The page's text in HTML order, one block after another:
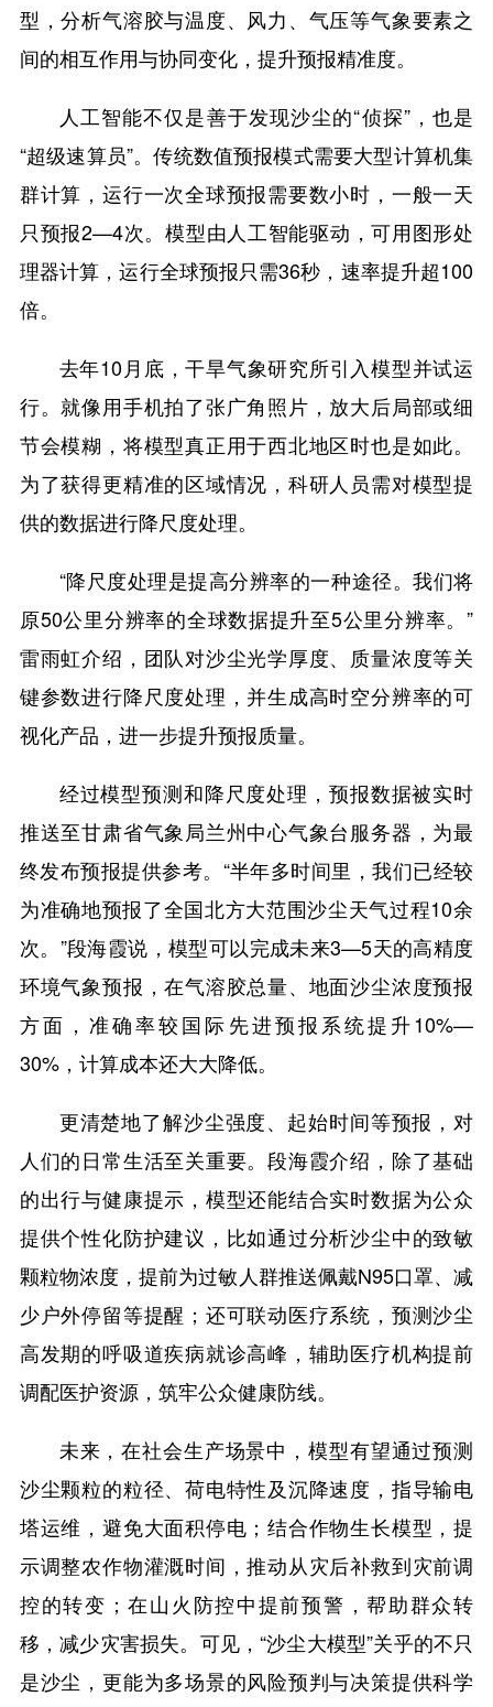
型，分析气溶胶与温度、风力、气压等气象要素之
间的相互作用与协同变化，提升预报精准度。
人工智能不仅是善于发现沙尘的“侦探”，也是
“超级速算员”。传统数值预报模式需要大型计算机集
群计算，运行一次全球预报需要数小时，一般一天
只预报2—4次。模型由人工智能驱动，可用图形处
理器计算，运行全球预报只需36秒，速率提升超100
倍。
去年10月底，干旱气象研究所引入模型并试运
行。就像用手机拍了张广角照片，放大后局部或细
节会模糊，将模型真正用于西北地区时也是如此。
为了获得更精准的区域情况，科研人员需对模型提
供的数据进行降尺度处理。
“降尺度处理是提高分辨率的一种途径。我们将
原50公里分辨率的全球数据提升至5公里分辨率。”
雷雨虹介绍，团队对沙尘光学厚度、质量浓度等关
键参数进行降尺度处理，并生成高时空分辨率的可
视化产品，进一步提升预报质量。
经过模型预测和降尺度处理，预报数据被实时
推送至甘肃省气象局兰州中心气象台服务器，为最
终发布预报提供参考。“半年多时间里，我们已经较
为准确地预报了全国北方大范围沙尘天气过程10余
次。”段海霞说，模型可以完成未来3—5天的高精度
环境气象预报，在气溶胶总量、地面沙尘浓度预报
方面，准确率较国际先进预报系统提升10%—
30%，计算成本还大大降低。
更清楚地了解沙尘强度、起始时间等预报，对
人们的日常生活至关重要。段海霞介绍，除了基础
的出行与健康提示，模型还能结合实时数据为公众
提供个性化防护建议，比如通过分析沙尘中的致敏
颗粒物浓度，提前为过敏人群推送佩戴N95口罩、减
少户外停留等提醒；还可联动医疗系统，预测沙尘
高发期的呼吸道疾病就诊高峰，辅助医疗机构提前
调配医护资源，筑牢公众健康防线。
未来，在社会生产场景中，模型有望通过预测
沙尘颗粒的粒径、荷电特性及沉降速度，指导输电
塔运维，避免大面积停电；结合作物生长模型，提
示调整农作物灌溉时间，推动从灾后补救到灾前调
控的转变；在山火防控中提前预警，帮助群众转
移，减少灾害损失。可见，“沙尘大模型”关乎的不只
是沙尘，更能为多场景的风险预判与决策提供科学